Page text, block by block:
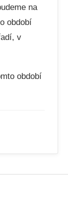
na
období
v
období